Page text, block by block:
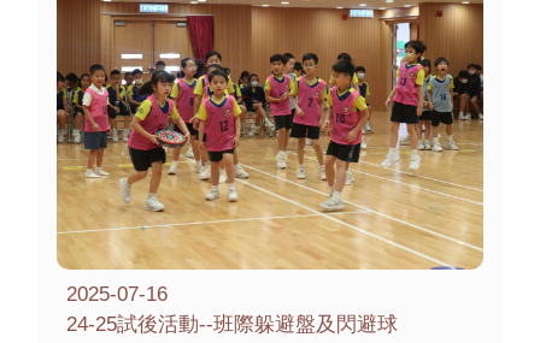
2025-07-16
24-25試後活動--班際躲避盤及閃避球